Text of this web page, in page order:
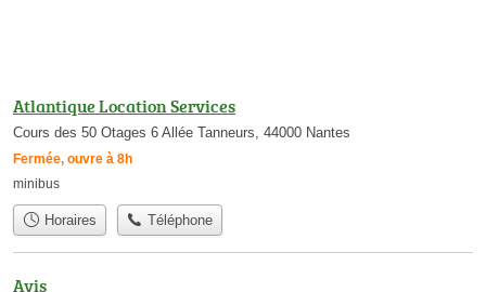
Atlantique Location Services
Cours des 50 Otages 6 Allée Tanneurs, 44000 Nantes
Fermée, ouvre à 8h
minibus
Horaires Téléphone
Avis